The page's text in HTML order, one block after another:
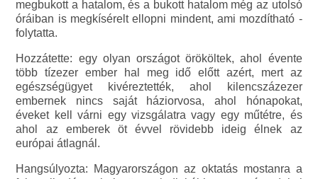
megbukott a hatalom, és a bukott hatalom még az utolsó
óráiban is megkísérelt ellopni mindent, ami mozdítható -
folytatta.
Hozzátette: egy olyan országot örököltek, ahol évente
több tízezer ember hal meg idő előtt azért, mert az
egészségügyet kivéreztették, ahol kilencszázezer
embernek nincs saját háziorvosa, ahol hónapokat,
éveket kell várni egy vizsgálatra vagy egy műtétre, és
ahol az emberek öt évvel rövidebb ideig élnek az
európai átlagnál.
Hangsúlyozta: Magyarországon az oktatás mostanra a